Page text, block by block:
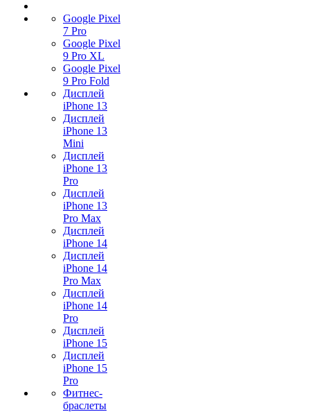
Google Pixel
7 Pro
Google Pixel
9 Pro XL
Google Pixel
9 Pro Fold
Дисплей
iPhone 13
Дисплей
iPhone 13
Mini
Дисплей
iPhone 13
Pro
Дисплей
iPhone 13
Pro Max
Дисплей
iPhone 14
Дисплей
iPhone 14
Pro Max
Дисплей
iPhone 14
Pro
Дисплей
iPhone 15
Дисплей
iPhone 15
Pro
Фитнес-
браслеты